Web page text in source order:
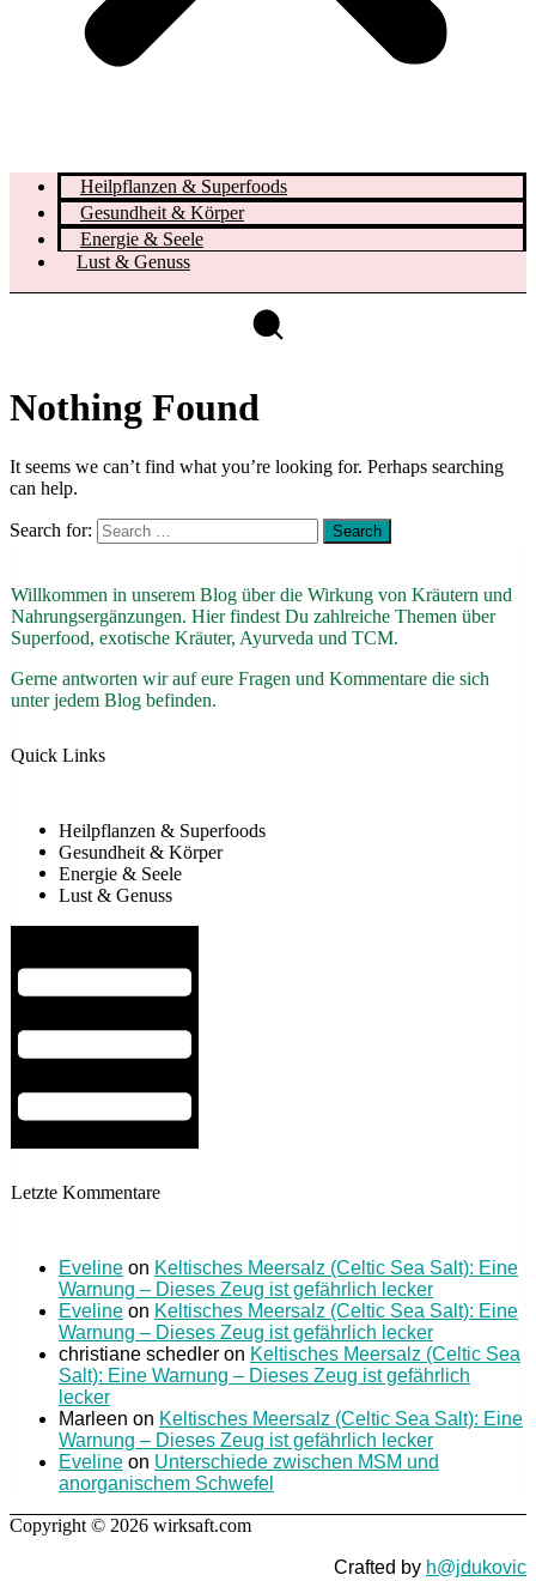
Heilpflanzen & Superfoods
Gesundheit & Körper
Energie & Seele
Lust & Genuss
Nothing Found
It seems we can’t find what you’re looking for. Perhaps searching
can help.
Search for:
Willkommen in unserem Blog über die Wirkung von Kräutern und
Nahrungsergänzungen. Hier findest Du zahlreiche Themen über
Superfood, exotische Kräuter, Ayurveda und TCM.
Gerne antworten wir auf eure Fragen und Kommentare die sich
unter jedem Blog befinden.
Quick Links
Heilpflanzen & Superfoods
Gesundheit & Körper
Energie & Seele
Lust & Genuss
Letzte Kommentare
Eveline on Keltisches Meersalz (Celtic Sea Salt): Eine
Warnung – Dieses Zeug ist gefährlich lecker
Eveline on Keltisches Meersalz (Celtic Sea Salt): Eine
Warnung – Dieses Zeug ist gefährlich lecker
christiane schedler on Keltisches Meersalz (Celtic Sea
Salt): Eine Warnung – Dieses Zeug ist gefährlich
lecker
Marleen on Keltisches Meersalz (Celtic Sea Salt): Eine
Warnung – Dieses Zeug ist gefährlich lecker
Eveline on Unterschiede zwischen MSM und
anorganischem Schwefel
Copyright © 2026 wirksaft.com
Crafted by h@jdukovic